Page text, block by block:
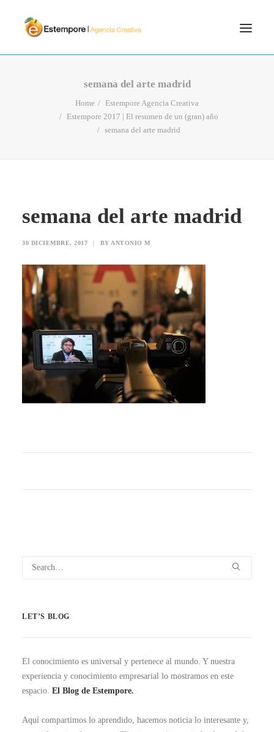
PORTFOLIO
semana del arte madrid
Home
Estempore Agencia Creativa
Estempore 2017 | El resumen de un (gran) año
semana del arte madrid
semana del arte madrid
30 DICIEMBRE, 2017 | BY ANTONIO M
LET’S BLOG
El conocimiento es universal y pertenece al mundo. Y nuestra
experiencia y conocimiento empresarial lo mostramos en este
espacio. El Blog de Estempore.
Aquí compartimos lo aprendido, hacemos noticia lo interesante y,